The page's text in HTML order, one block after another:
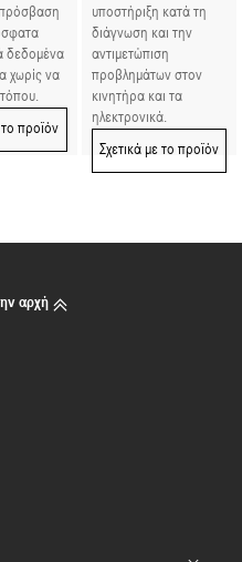
δεδομένα
χωρίς να
το προϊόν
υποστήριξη κατά τη
διάγνωση και την
αντιμετώπιση
προβλημάτων στον
κινητήρα και τα
ηλεκτρονικά.
Σχετικά με το προϊόν
αρχή